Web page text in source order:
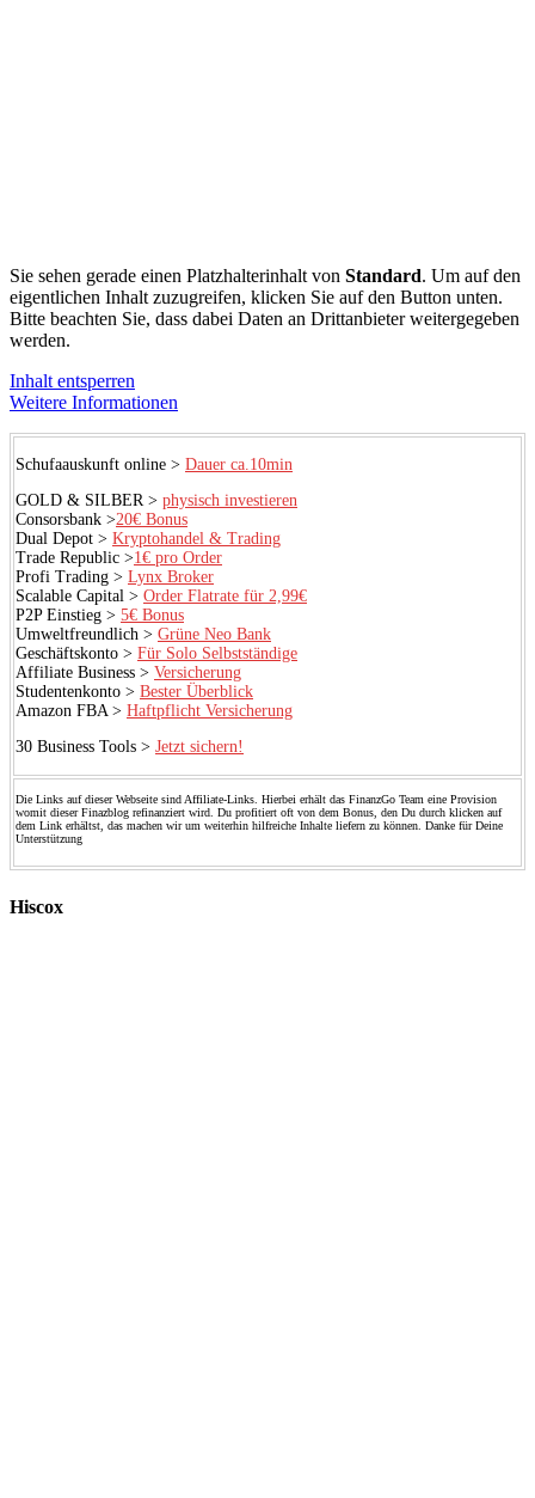
Sie sehen gerade einen Platzhalterinhalt von Standard. Um auf den
eigentlichen Inhalt zuzugreifen, klicken Sie auf den Button unten.
Bitte beachten Sie, dass dabei Daten an Drittanbieter weitergegeben
werden.
Inhalt entsperren
Weitere Informationen
Schufaauskunft online > Dauer ca.10min
GOLD & SILBER > physisch investieren
Consorsbank >20€ Bonus
Dual Depot > Kryptohandel & Trading
Trade Republic >1€ pro Order
Profi Trading > Lynx Broker
Scalable Capital > Order Flatrate für 2,99€
P2P Einstieg > 5€ Bonus
Umweltfreundlich > Grüne Neo Bank
Geschäftskonto > Für Solo Selbstständige
Affiliate Business > Versicherung
Studentenkonto > Bester Überblick
Amazon FBA > Haftpflicht Versicherung
30 Business Tools > Jetzt sichern!
Die Links auf dieser Webseite sind Affiliate-Links. Hierbei erhält das FinanzGo Team eine Provision
womit dieser Finazblog refinanziert wird. Du profitiert oft von dem Bonus, den Du durch klicken auf
dem Link erhältst, das machen wir um weiterhin hilfreiche Inhalte liefern zu können. Danke für Deine
Unterstützung
Hiscox